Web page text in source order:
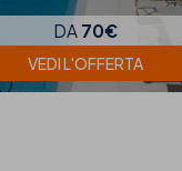
DA 70€
VEDI L'OFFERTA